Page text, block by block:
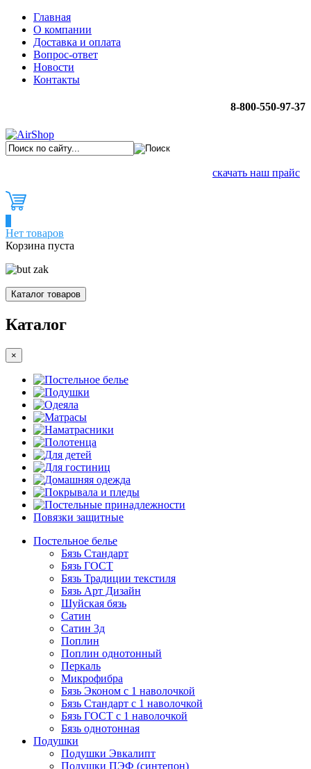
Главная
О компании
Доставка и оплата
Вопрос-ответ
Новости
Контакты
8-800-550-97-37
скачать наш прайс
Нет товаров
Корзина пуста
Каталог товаров
Каталог
×
Постельное белье
Подушки
Одеяла
Матрасы
Наматрасники
Полотенца
Для детей
Для гостиниц
Домашняя одежда
Покрывала и пледы
Постельные принадлежности
Повязки защитные
Постельное белье
Бязь Стандарт
Бязь ГОСТ
Бязь Традиции текстиля
Бязь Арт Дизайн
Шуйская бязь
Сатин
Сатин 3д
Поплин
Поплин однотонный
Перкаль
Микрофибра
Бязь Эконом с 1 наволочкой
Бязь Стандарт с 1 наволочкой
Бязь ГОСТ с 1 наволочкой
Бязь однотонная
Подушки
Подушки Эвкалипт
Подушки ПЭФ (синтепон)